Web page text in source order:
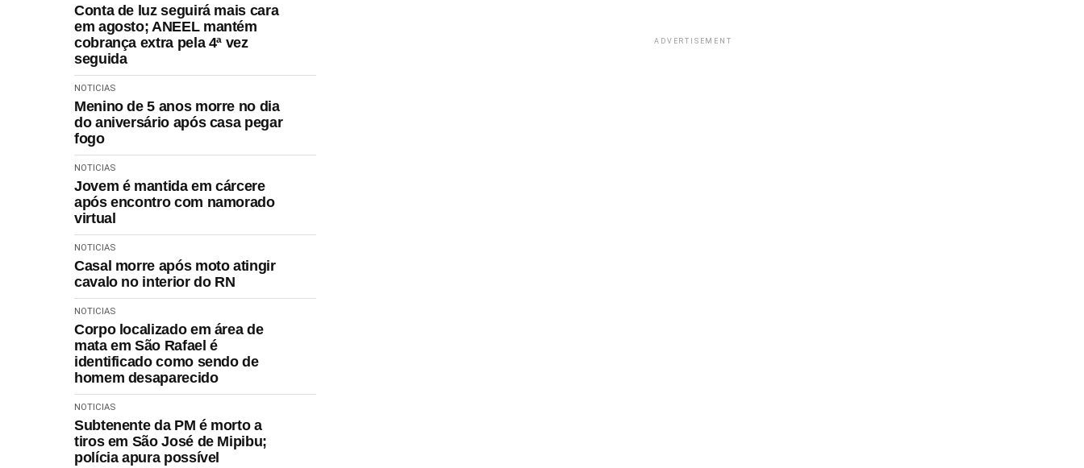
Conta de luz seguirá mais cara
em agosto; ANEEL mantém
cobrança extra pela 4ª vez
seguida
NOTICIAS
Menino de 5 anos morre no dia
do aniversário após casa pegar
fogo
NOTICIAS
Jovem é mantida em cárcere
após encontro com namorado
virtual
NOTICIAS
Casal morre após moto atingir
cavalo no interior do RN
NOTICIAS
Corpo localizado em área de
mata em São Rafael é
identificado como sendo de
homem desaparecido
NOTICIAS
Subtenente da PM é morto a
tiros em São José de Mipibu;
polícia apura possível
ADVERTISEMENT